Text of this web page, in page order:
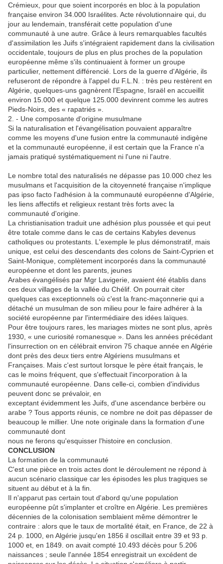
Crémieux, pour que soient incorporés en bloc à la population
française environ 34.000 Israélites. Acte révolutionnaire qui, du
jour au lendemain, transférait cette population d'une
communauté à une autre. Grâce à leurs remarquables facultés
d'assimilation les Juifs s'intégraient rapidement dans la civilisation
occidentale, toujours de plus en plus proches de la population
européenne même s'ils continuaient à former un groupe
particulier, nettement différencié. Lors de la guerre d'Algérie, ils
refuseront de répondre à l'appel du F.L.N. : très peu restèrent en
Algérie, quelques-uns gagnèrent l'Espagne, Israël en accueillit
environ 15.000 et quelque 125.000 devinrent comme les autres
Pieds-Noirs, des « rapatriés ».
2. - Une composante d'origine musulmane
Si la naturalisation et l'évangélisation pouvaient apparaître
comme les moyens d'une fusion entre la communauté indigène
et la communauté européenne, il est certain que la France n'a
jamais pratiqué systématiquement ni l'une ni l'autre.
Le nombre total des naturalisés ne dépasse pas 10.000 chez les
musulmans et l'acquisition de la citoyenneté française n'implique
pas ipso facto l'adhésion à la communauté européenne d'Algérie,
les liens affectifs et religieux restant très forts avec la
communauté d'origine.
La christianisation traduit une adhésion plus poussée et qui peut
être totale comme dans le cas de certains Kabyles devenus
catholiques ou protestants. L'exemple le plus démonstratif, mais
unique, est celui des descendants des colons de Saint-Cyprien et
Saint-Monique, complètement incorporés dans la communauté
européenne et dont les parents, jeunes
Arabes évangélisés par Mgr Lavigerie, avaient été établis dans
ces deux villages de la vallée du Chélif. On pourrait citer
quelques cas exceptionnels où c'est la franc-maçonnerie qui a
détaché un musulman de son milieu pour le faire adhérer à la
société européenne par l'intermédiaire des idées laïques.
Pour être toujours rares, les mariages mixtes ne sont plus, après
1930, « une curiosité romanesque ». Dans les années précédant
l'insurrection on en célébrait environ 75 chaque année en Algérie
dont près des deux tiers entre Algériens musulmans et
Françaises. Mais c'est surtout lorsque le père était français, le
cas le moins fréquent, que s'effectuait l'incorporation à la
communauté européenne. Dans celle-ci, combien d'individus
peuvent donc se prévaloir, en
exceptant évidemment les Juifs, d'une ascendance berbère ou
arabe ? Tous apports réunis, ce nombre ne doit pas dépasser de
beaucoup le millier. Une note originale dans la formation d'une
communauté dont
nous ne ferons qu'esquisser l'histoire en conclusion.
CONCLUSION
La formation de la communauté
C'est une pièce en trois actes dont le déroulement ne répond à
aucun scénario classique car les épisodes les plus tragiques se
situent au début et à la fin.
Il n'apparut pas certain tout d'abord qu'une population
européenne pût s'implanter et croître en Algérie. Les premières
décennies de la colonisation semblaient même démontrer le
contraire : alors que le taux de mortalité était, en France, de 22 à
24 p. 1000, en Algérie jusqu'en 1856 il oscillait entre 39 et 93 p.
1000 et, en 1849. on avait compté 10.493 décès pour 5.206
naissances ; seule l'année 1854 enregistrait un excédent de